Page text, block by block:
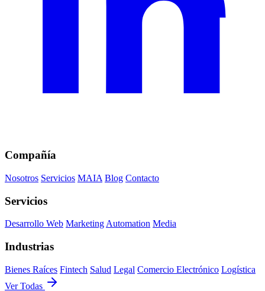
Compañía
Nosotros Servicios MAIA Blog Contacto
Servicios
Desarrollo Web MarketingAutomation Media
Industrias
Bienes Raíces Fintech Salud Legal Comercio Electrónico Logística
Ver Todas